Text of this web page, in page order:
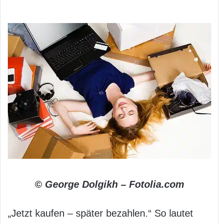
© George Dolgikh – Fotolia.com
„Jetzt kaufen – später bezahlen.“ So lautet